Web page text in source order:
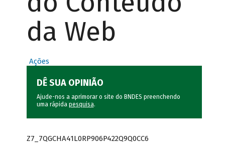
da Web
Ações
DÊ SUA OPINIÃO
Ajude-nos a aprimorar o site do BNDES preenchendo
uma rápida pesquisa.
Z7_7QGCHA41L0RP906P422Q9Q0CC6